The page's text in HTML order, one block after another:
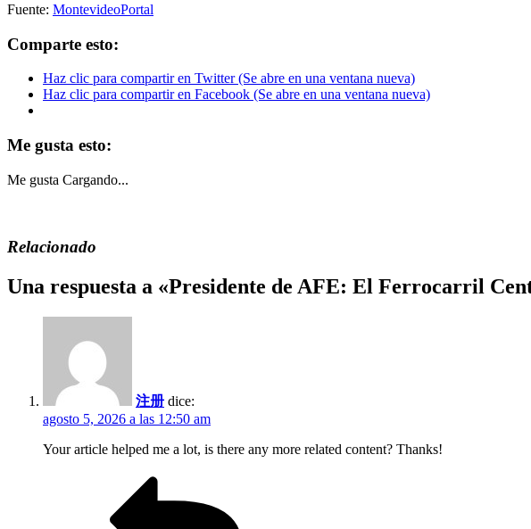
Fuente: MontevideoPortal
Comparte esto:
Haz clic para compartir en Twitter (Se abre en una ventana nueva)
Haz clic para compartir en Facebook (Se abre en una ventana nueva)
Me gusta esto:
Me gusta Cargando...
Relacionado
Una respuesta a «Presidente de AFE: El Ferrocarril
注册 dice:
agosto 5, 2026 a las 12:50 am
Your article helped me a lot, is there any more related content? Thanks!